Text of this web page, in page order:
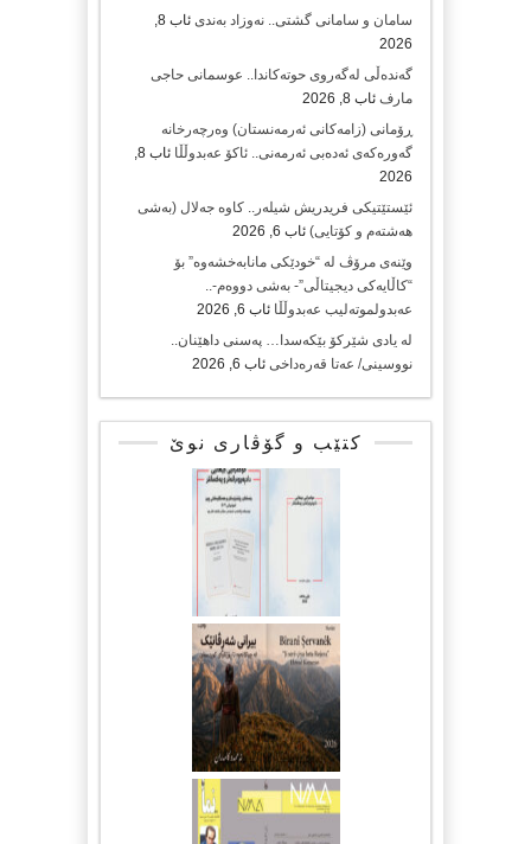
سامان و سامانی گشتی.. نەوزاد بەندی
ئاب 8,
2026
گەندەڵی لەگەروی حوتەکاندا.. عوسمانی حاجی
مارف ئاب 8, 2026
ڕۆمانی (زامه‌كانی ئەرمەنستان) وه‌رچه‌رخانه‌
گه‌وره‌كه‌ی ئه‌ده‌بی ئه‌رمه‌نی.. ئاكۆ عه‌بدوڵڵا
ئاب 8,
2026
ئێستێتیکی فریدریش شیلەر.. کاوە جەلال (بەشی
هەشتەم و کۆتایی) ئاب 6, 2026
وێنەی مرۆڤ لە “خودێکی مانابەخشەوە” بۆ
“کاڵایەکی دیجیتاڵی”- بەشی دووەم-..
عەبدولموتەلیب عەبدوڵڵا ئاب 6, 2026
لە یادی شێرکۆ بێکەسدا… پەسنی داهێنان..
نووسینی/ عەتا قەرەداخی ئاب 6, 2026
کتێب و گۆڤاری نوێ